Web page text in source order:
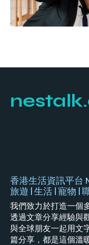
香港生活資訊平台
旅遊 | 生活 | 寵物 |
我們致力於打造一個
透過文章分享經驗與
與全球朋友一起用文
篇分享，都是這個溫